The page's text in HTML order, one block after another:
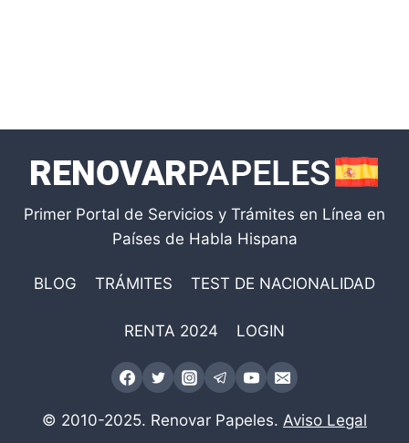
Primer Portal de Servicios y Trámites en Línea en
Países de Habla Hispana
BLOG TRÁMITES TEST DE NACIONALIDAD
RENTA 2024 LOGIN
© 2010-2025. Renovar Papeles. Aviso Legal